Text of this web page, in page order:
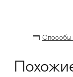
Способы